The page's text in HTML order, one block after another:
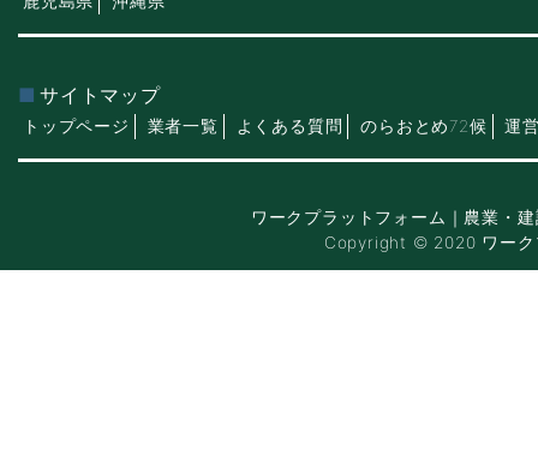
サイトマップ
トップページ 業者一覧 よくある質問 のらおとめ72候 運
ワークプラットフォーム｜農業・
Copyright © 2020 ワーク